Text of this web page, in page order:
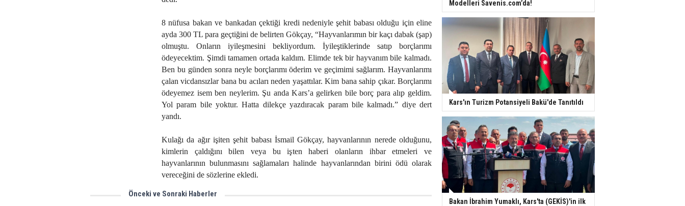
8 nüfusa bakan ve bankadan çektiği kredi nedeniyle şehit babası olduğu için eline
ayda 300 TL para geçtiğini de belirten Gökçay, “Hayvanlarımın bir kaçı dabak (şap)
olmuştu. Onların iyileşmesini bekliyordum. İyileştiklerinde satıp borçlarımı
ödeyecektim. Şimdi tamamen ortada kaldım. Elimde tek bir hayvanım bile kalmadı.
Ben bu günden sonra neyle borçlarımı öderim ve geçimimi sağlarım. Hayvanlarımı
çalan vicdansızlar bana bu acıları neden yaşattılar. Kim bana sahip çıkar. Borçlarımı
ödeyemez isem ben neylerim. Şu anda Kars’a gelirken bile borç para alıp geldim.
Yol param bile yoktur. Hatta dilekçe yazdıracak param bile kalmadı.” diye dert
yandı.
Kulağı da ağır işiten şehit babası İsmail Gökçay, hayvanlarının nerede olduğunu,
kimlerin çaldığını bilen veya bu işten haberi olanların ihbar etmeleri ve
hayvanlarının bulunmasını sağlamaları halinde hayvanlarından birini ödü olarak
vereceğini de sözlerine ekledi.
Önceki ve Sonraki Haberler
Modelleri Savenis.com’da!
Kars'ın Turizm Potansiyeli Bakü'de Tanıtıldı
Bakan İbrahim Yumaklı, Kars'ta (GEKİS)'in ilk